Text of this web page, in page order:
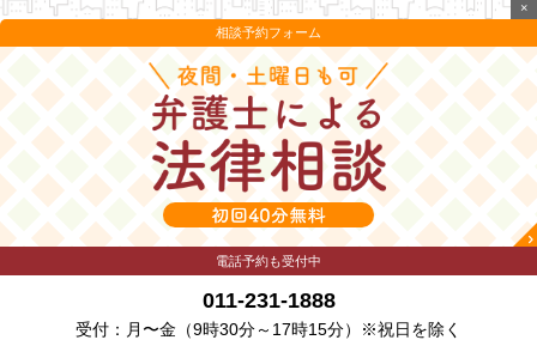
相談予約フォーム
×
電話予約も受付中
011-231-1888
受付：月〜金 （9時30分～17時15分）※祝日を除く